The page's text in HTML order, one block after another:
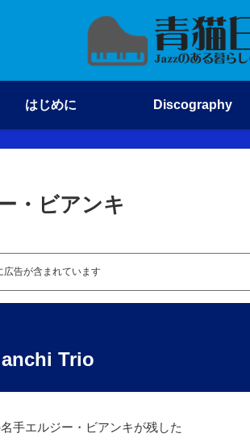
はじめに Discography
・ビアンキ
広告が含まれています
Trio
手エルジー・ビアンキが残した